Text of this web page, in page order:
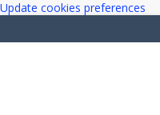
Update cookies preferences